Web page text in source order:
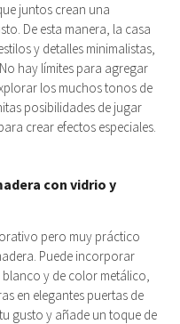
juntos crean una
De esta manera, la casa
y detalles minimalistas,
hay límites para agregar
los muchos tonos de
posibilidades de jugar
crear efectos especiales.
con vidrio y
pero muy práctico
Puede incorporar
y de color metálico,
en elegantes puertas de
gusto y añade un toque de